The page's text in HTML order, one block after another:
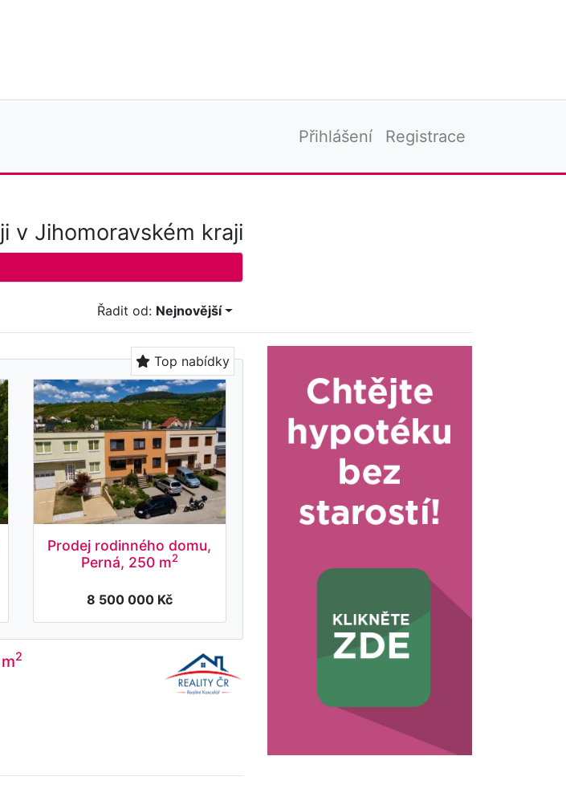
Přihlášení Registrace
v Jihomoravském kraji
Řadit od: Nejnovější
Top nabídky
Prodej rodinného domu,
Perná, 250 m2
8 500 000 Kč
2